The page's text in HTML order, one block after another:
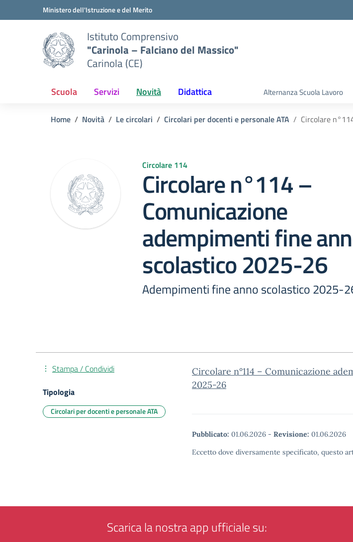
Vai ai contenuti
Vai al menu di navigazioneMinistero dell'Istruzione e del Merito
Istituto Comprensivo
"Carinola – Falciano del Massico"
Carinola (CE)
Scuola Servizi Novità Didattica Alternanza Scuola Lavoro
Home Novità Le circolari Circolari per docenti e personale ATA Circolare
Circolare 114
Circolare n°114 –
Comunicazione
adempimenti fine
scolastico 2025-26
Adempimenti fine anno scolastico 2025-
Circolare n°114 – Comunicazione
2025-26
Pubblicato: 01.06.2026 - Revisione: 01.06.2026
Eccetto dove diversamente specificato, questo
Stampa / Condividi
Tipologia
Circolari per docenti e personale ATA
Scarica la nostra app ufficiale su: